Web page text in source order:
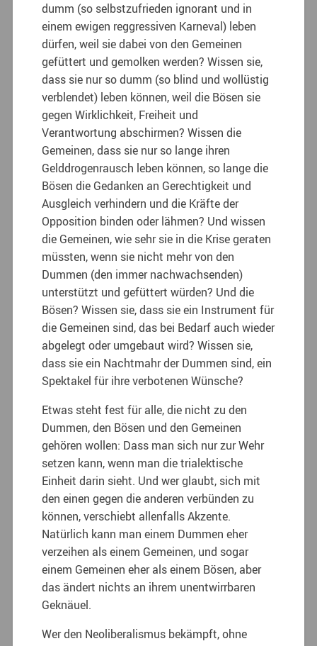
dumm (so selbstzufrieden ignorant und in
einem ewigen reggressiven Karneval) leben
dürfen, weil sie dabei von den Gemeinen
gefüttert und gemolken werden? Wissen sie,
dass sie nur so dumm (so blind und wollüstig
verblendet) leben können, weil die Bösen sie
gegen Wirklichkeit, Freiheit und
Verantwortung abschirmen? Wissen die
Gemeinen, dass sie nur so lange ihren
Gelddrogenrausch leben können, so lange die
Bösen die Gedanken an Gerechtigkeit und
Ausgleich verhindern und die Kräfte der
Opposition binden oder lähmen? Und wissen
die Gemeinen, wie sehr sie in die Krise geraten
müssten, wenn sie nicht mehr von den
Dummen (den immer nachwachsenden)
unterstützt und gefüttert würden? Und die
Bösen? Wissen sie, dass sie ein Instrument für
die Gemeinen sind, das bei Bedarf auch wieder
abgelegt oder umgebaut wird? Wissen sie,
dass sie ein Nachtmahr der Dummen sind, ein
Spektakel für ihre verbotenen Wünsche?
Etwas steht fest für alle, die nicht zu den
Dummen, den Bösen und den Gemeinen
gehören wollen: Dass man sich nur zur Wehr
setzen kann, wenn man die trialektische
Einheit darin sieht. Und wer glaubt, sich mit
den einen gegen die anderen verbünden zu
können, verschiebt allenfalls Akzente.
Natürlich kann man einem Dummen eher
verzeihen als einem Gemeinen, und sogar
einem Gemeinen eher als einem Bösen, aber
das ändert nichts an ihrem unentwirrbaren
Geknäuel.
Wer den Neoliberalismus bekämpft, ohne